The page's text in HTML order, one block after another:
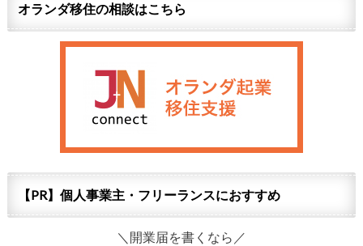
オランダ移住の相談はこちら
【PR】個人事業主・フリーランスにおすすめ
＼開業届を書くなら／